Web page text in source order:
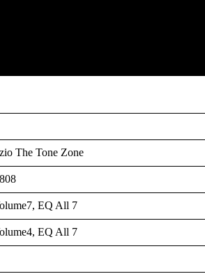
The Tone Zone
EQ All 7
EQ All 7